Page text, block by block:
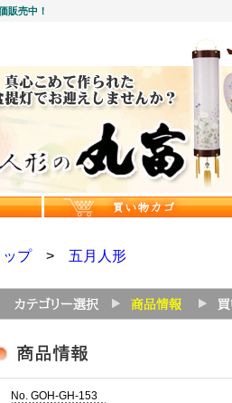
販売中！
ップ> 五月人形
No. GOH-GH-153